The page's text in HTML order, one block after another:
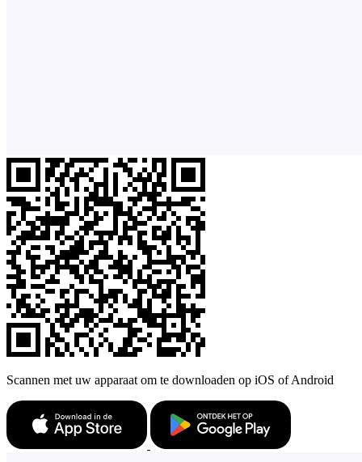
Scannen met uw apparaat om te downloaden op iOS of Android